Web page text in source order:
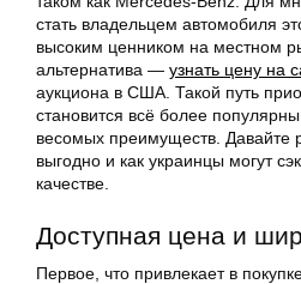
стать владельцем автомобиля
высоким ценником на местном
альтернатива — узнать цену на
аукциона в США. Такой путь
становится всё более
весомых преимуществ. Давайте
выгодно и как украинцы могут
качестве.
Доступная цена и
Первое, что привлекает в